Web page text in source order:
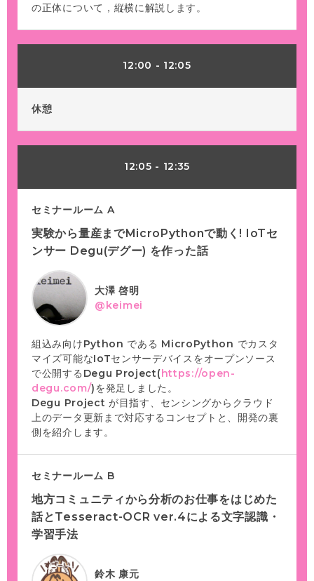
の正体について，縦横に解説します。
12:00 - 12:05
休憩
12:05 - 12:35
セミナールーム A
実験から量産までMicroPythonで動く! IoTセ
ンサー Degu(デグー) を作った話
大澤 啓明
@keimei
組込み向けPython である MicroPython でカスタ
マイズ可能なIoTセンサーデバイスをオープンソース
で公開するDegu Project(https://open-
degu.com/)を発足しました。
Degu Project が目指す、センシングからクラウド
上のデータ更新まで対応するコンセプトと、開発の裏
側を紹介します。
セミナールーム B
地方コミュニティから分析のお仕事をはじめた
話とTesseract-OCR ver.4による文字認識・
学習手法
鈴木 康元